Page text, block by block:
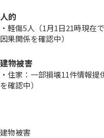
人的
・軽傷5人（1月1日21時現在
因果関係を確認中）
建物被害
・住家：一部損壊11件情報
を確認中）
建物被害